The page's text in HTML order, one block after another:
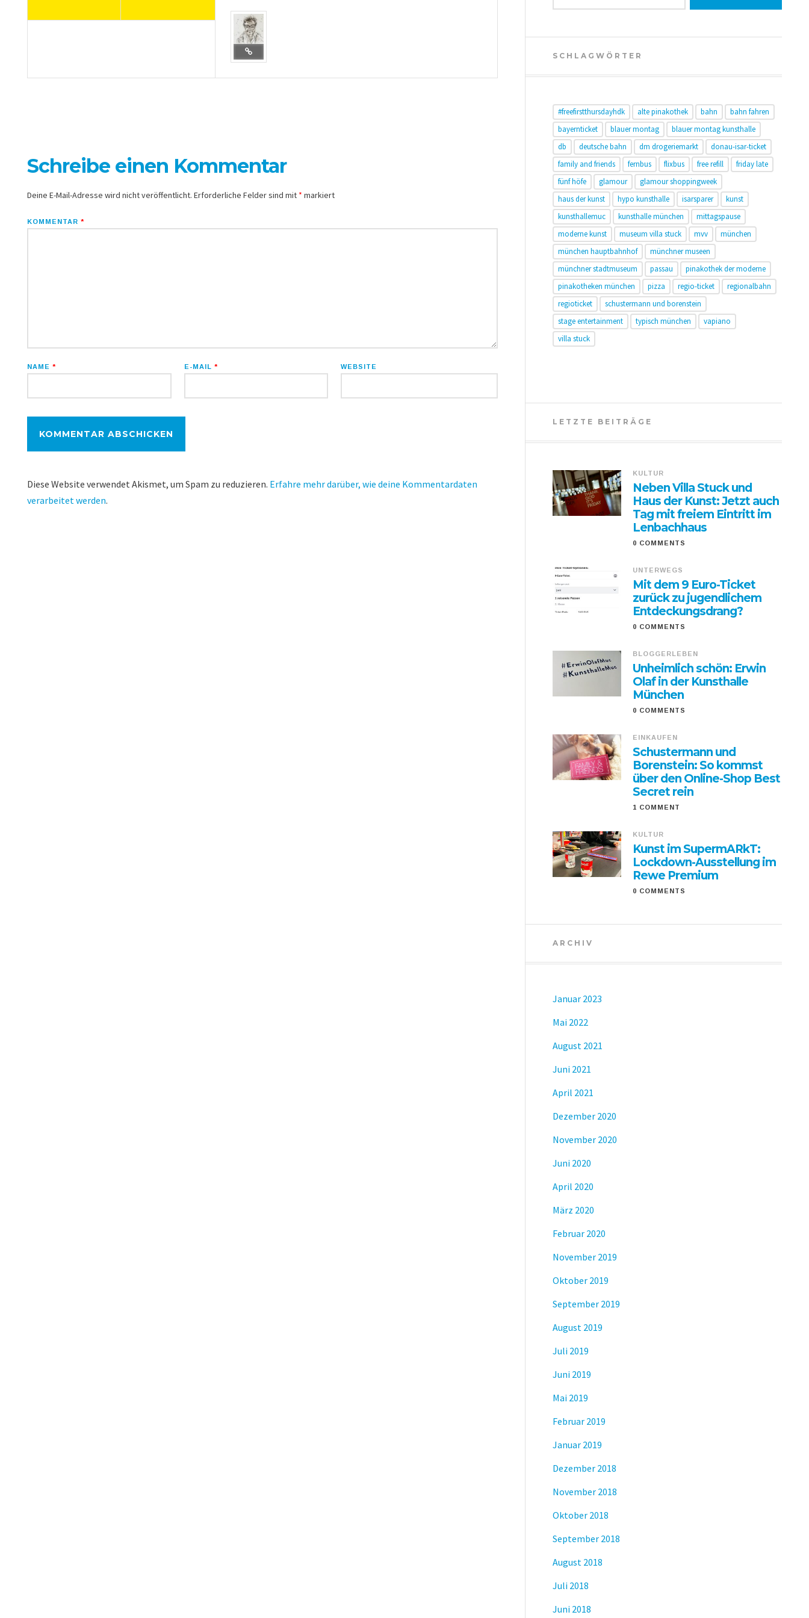
Schreibe einen Kommentar
Deine E-Mail-Adresse wird nicht veröffentlicht. Erforderliche Felder sind mit * markiert
KOMMENTAR *
NAME * E-MAIL * WEBSITE
Diese Website verwendet Akismet, um Spam zu reduzieren. Erfahre mehr darüber, wie deine Kommentardaten
verarbeitet werden.
SCHLAGWÖRTER
#freefirstthursdayhdk alte pinakothek bahn
bahn fahren
bayernticket
blauer montag
blauer montag kunsthalle
db
deutsche bahn dm drogeriemarkt
donau-isar-ticket
family and friends
fernbus flixbus free refill
friday late
fünf höfe
glamour
glamour shoppingweek
haus der kunst
hypo kunsthalle isarsparer
kunst
kunsthallemuc
kunsthalle münchen
mittagspause
moderne kunst
museum villa stuck mvv
münchen
münchen hauptbahnhof
münchner museen
münchner stadtmuseum
passau
pinakothek der moderne
pinakotheken münchen
pizza regio-ticket
regionalbahn
regioticket
schustermann und borenstein
stage entertainment
typisch münchen
vapiano
villa stuck
LETZTE BEITRÄGE
KULTUR
Neben Villa Stuck und
Haus der Kunst: Jetzt auch
Tag mit freiem Eintritt im
Lenbachhaus
0 COMMENTS
UNTERWEGS
Mit dem 9 Euro-Ticket
zurück zu jugendlichem
Entdeckungsdrang?
0 COMMENTS
BLOGGERLEBEN
Unheimlich schön: Erwin
Olaf in der Kunsthalle
München
0 COMMENTS
EINKAUFEN
Schustermann und
Borenstein: So kommst
über den Online-Shop Best
Secret rein
1 COMMENT
KULTUR
Kunst im SupermARkT:
Lockdown-Ausstellung im
Rewe Premium
0 COMMENTS
ARCHIV
Januar 2023
Mai 2022
August 2021
Juni 2021
April 2021
Dezember 2020
November 2020
Juni 2020
April 2020
März 2020
Februar 2020
November 2019
Oktober 2019
September 2019
August 2019
Juli 2019
Juni 2019
Mai 2019
Februar 2019
Januar 2019
Dezember 2018
November 2018
Oktober 2018
September 2018
August 2018
Juli 2018
Juni 2018